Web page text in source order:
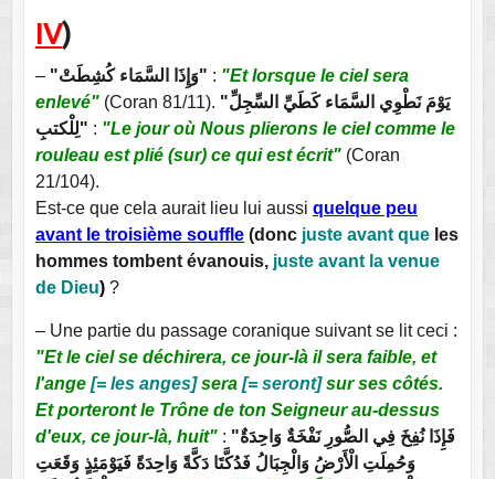
IV)
– "وَإِذَا السَّمَاء كُشِطَتْ" : "Et lorsque le ciel sera
enlevé"(Coran 81/11). "يَوْمَ نَطْوِي السَّمَاء كَطَيِّ السِّجِلِّ
لِلْكتبِ" : "Le jour où Nous plierons le ciel comme le
rouleau est plié (sur) ce qui est écrit"(Coran
21/104).
Est-ce que cela aurait lieu lui aussi quelque peu
avant le troisième souffle (donc juste avant queles
hommes tombent évanouis, juste avant la venue
de Dieu)?
– Une partie du passage coranique suivant se lit ceci :
"Et le ciel se déchirera, ce jour-là il sera faible, et
l'ange [= les anges]sera [= seront]sur ses côtés.
Et porteront le Trône de ton Seigneur au-dessus
d'eux, ce jour-là, huit": "فَإِذَا نُفِخَ فِي الصُّورِ نَفْخَةٌ وَاحِدَةٌ
وَحُمِلَتِ الْأَرْضُ وَالْجِبَالُ فَدُكَّتَا دَكَّةً وَاحِدَةً فَيَوْمَئِذٍ وَقَعَتِ